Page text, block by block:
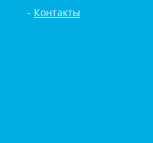
Контакты